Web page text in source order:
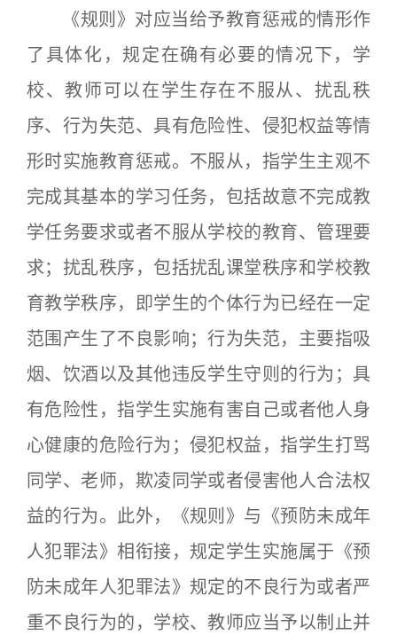
《规则》对应当给予教育惩戒的情形作
了具体化，规定在确有必要的情况下，学
校、教师可以在学生存在不服从、扰乱秩
序、行为失范、具有危险性、侵犯权益等情
形时实施教育惩戒。不服从，指学生主观不
完成其基本的学习任务，包括故意不完成教
学任务要求或者不服从学校的教育、管理要
求；扰乱秩序，包括扰乱课堂秩序和学校教
育教学秩序，即学生的个体行为已经在一定
范围产生了不良影响；行为失范，主要指吸
烟、饮酒以及其他违反学生守则的行为；具
有危险性，指学生实施有害自己或者他人身
心健康的危险行为；侵犯权益，指学生打骂
同学、老师，欺凌同学或者侵害他人合法权
益的行为。此外，《规则》与《预防未成年
人犯罪法》相衔接，规定学生实施属于《预
防未成年人犯罪法》规定的不良行为或者严
重不良行为的，学校、教师应当予以制止并